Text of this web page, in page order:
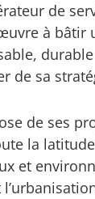
de
à bâtir
de sa
de ses
la
et